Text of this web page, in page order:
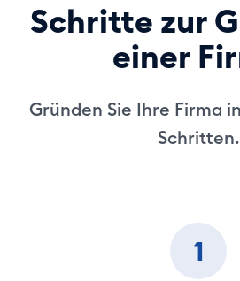
Schritte zur
einer
Gründen Sie Ihre Firma
Schritten.
1